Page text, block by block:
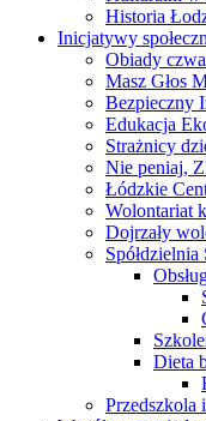
Historia
Inicjatywy
Obiady
Masz Głos
Bezpieczny
Edukacja
Strażnicy
Nie peniaj,
Łódzkie
Wolontariat
Dojrzały
Spółdzielnia
Dieta
Przedszkola